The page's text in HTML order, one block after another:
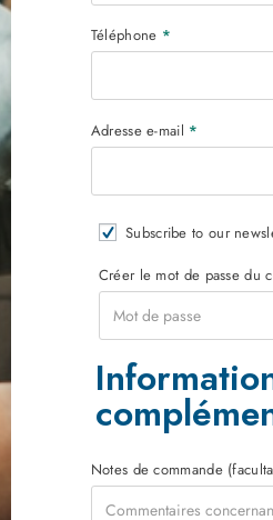
Téléphone *
Adresse e-mail *
Subscribe to our
Créer le mot de passe du
Notes de commande